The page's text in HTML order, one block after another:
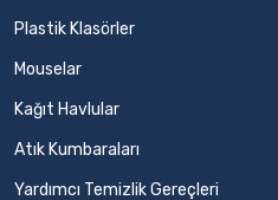
Plastik Klasörler
Mouselar
Kağıt Havlular
Atık Kumbaraları
Yardımcı Temizlik Gereçleri